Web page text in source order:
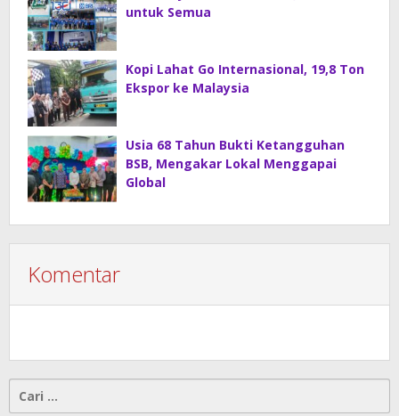
untuk Semua
Kopi Lahat Go Internasional, 19,8 Ton
Ekspor ke Malaysia
Usia 68 Tahun Bukti Ketangguhan
BSB, Mengakar Lokal Menggapai
Global
Komentar
Cari
untuk: